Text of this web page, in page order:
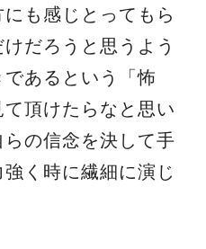
も感じとってもら
だろうと思うよう
あるという「怖
頂けたらなと思い
の信念を決して手
く時に繊細に演じ